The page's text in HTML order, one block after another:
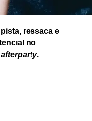
ressaca e
no
afterparty.